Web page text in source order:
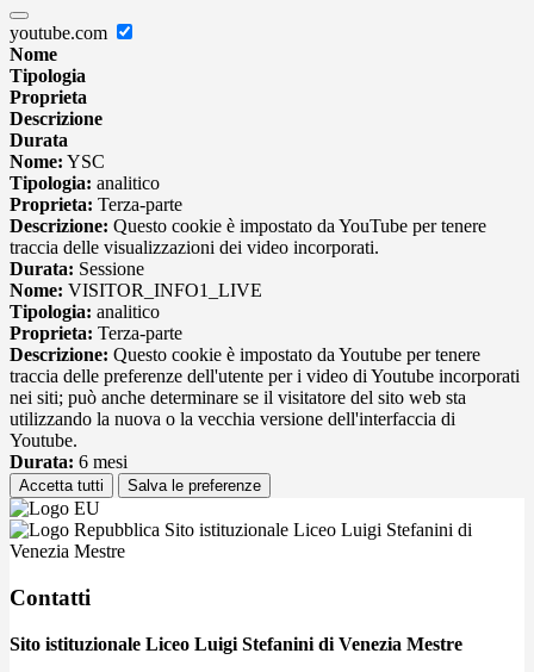
youtube.com
Nome
Tipologia
Proprieta
Descrizione
Durata
Nome: YSC
Tipologia: analitico
Proprieta: Terza-parte
Descrizione: Questo cookie è impostato da YouTube per tenere
traccia delle visualizzazioni dei video incorporati.
Durata: Sessione
Nome: VISITOR_INFO1_LIVE
Tipologia: analitico
Proprieta: Terza-parte
Descrizione: Questo cookie è impostato da Youtube per tenere
traccia delle preferenze dell'utente per i video di Youtube incorporati
nei siti; può anche determinare se il visitatore del sito web sta
utilizzando la nuova o la vecchia versione dell'interfaccia di
Youtube.
Durata: 6 mesi
Accetta tutti Salva le preferenze
Sito istituzionale Liceo Luigi Stefanini di
Venezia Mestre
Contatti
Sito istituzionale Liceo Luigi Stefanini di Venezia Mestre